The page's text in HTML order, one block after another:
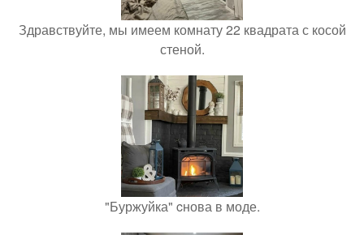
Здравствуйте, мы имеем комнату 22 квадрата с косой
стеной.
"Буржуйка" cнова в моде.